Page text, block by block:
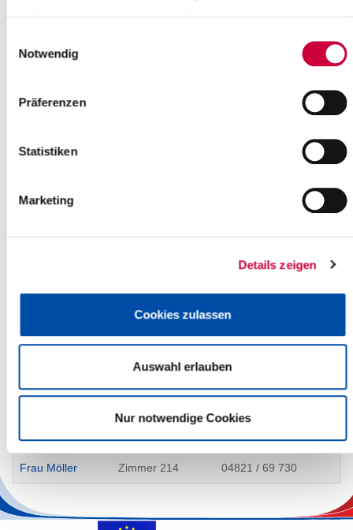
Notwendig
Präferenzen
Statistiken
Marketing
Details zeigen
Cookies zulassen
Auswahl erlauben
Nur notwendige Cookies
Wohnwagen und Wohnmobilen:
Naturschutzgebieten abseits von Zelt- und Campingplätzen mit
Zustimmung des jeweiligen Grundstückseigentümers für eine
Biotopschutz auf Trockenrasen-, Heiden- und Gebüsch-Flächen
ausschließlich privaten Nutzung aufgestellt werden.
Ansprechpartner/in
Name Zimmer Telefon
Golfplätze
Frau Möller Zimmer 214 04821 / 69 730